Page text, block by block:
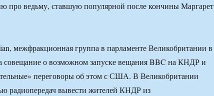
про ведьму, ставшую популярной после кончины Маргарет
межфракционная группа в парламенте Великобритании в
совещание о возможном запуске вещания BBC на КНДР и
переговоры об этом с США. В Великобритании
радиопередач вывести жителей КНДР из